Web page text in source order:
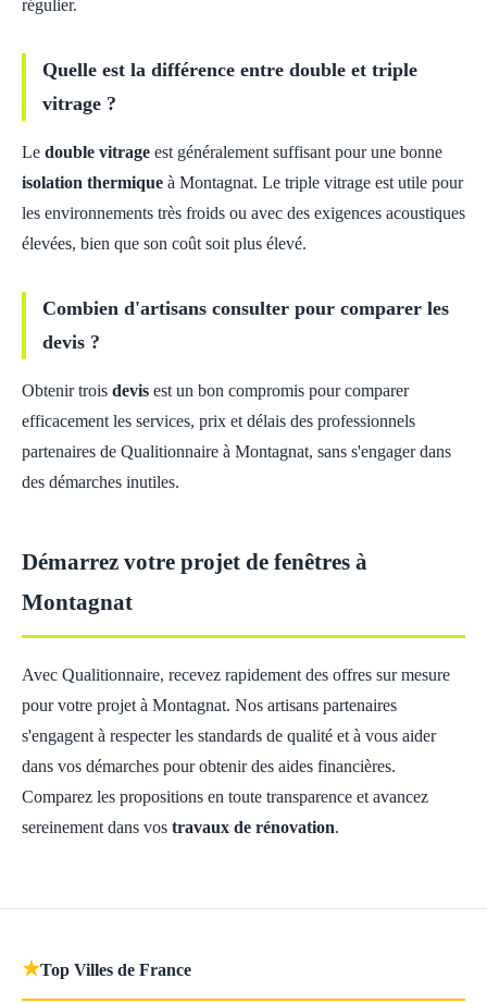
régulier.
Quelle est la différence entre double et triple
vitrage ?
Le double vitrage est généralement suffisant pour une bonne
isolation thermique à Montagnat. Le triple vitrage est utile pour
les environnements très froids ou avec des exigences acoustiques
élevées, bien que son coût soit plus élevé.
Combien d'artisans consulter pour comparer les
devis ?
Obtenir trois devis est un bon compromis pour comparer
efficacement les services, prix et délais des professionnels
partenaires de Qualitionnaire à Montagnat, sans s'engager dans
des démarches inutiles.
Démarrez votre projet de fenêtres à
Montagnat
Avec Qualitionnaire, recevez rapidement des offres sur mesure
pour votre projet à Montagnat. Nos artisans partenaires
s'engagent à respecter les standards de qualité et à vous aider
dans vos démarches pour obtenir des aides financières.
Comparez les propositions en toute transparence et avancez
sereinement dans vos travaux de rénovation.
★Top Villes de France